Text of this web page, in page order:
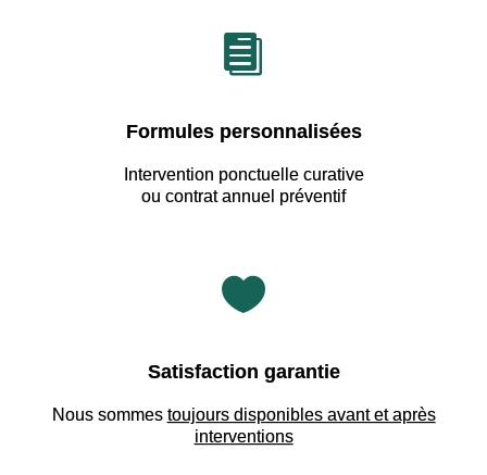

Formules personnalisées
Intervention ponctuelle curative
ou contrat annuel préventif

Satisfaction garantie
Nous sommes toujours disponibles avant et après
interventions